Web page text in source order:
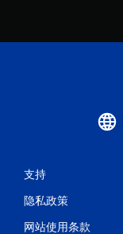
支持
隐私政策
网站使用条款